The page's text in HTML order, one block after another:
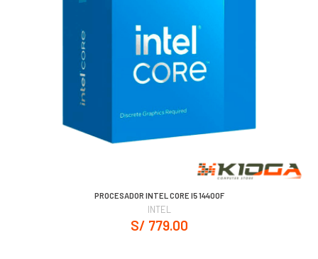
PROCESADOR INTEL CORE I5 14400F
INTEL
S/ 779.00